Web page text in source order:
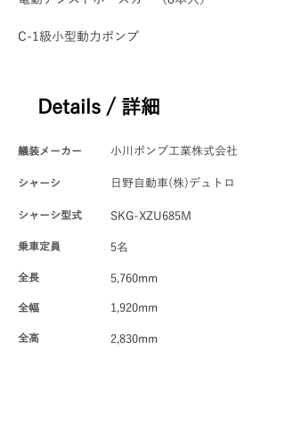
C-1級小型動力ポンプ
Details / 詳細
艤装メーカー 小川ポンプ工業株式会社
シャーシ 日野自動車(株)デュトロ
シャーシ型式
​乗車定員
全長
全幅
SKG-XZU685M
5名
5,760mm
1,920mm
全高 2,830mm